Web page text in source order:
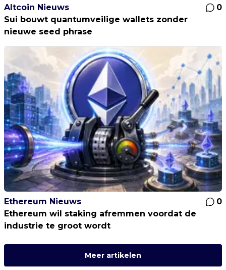
Altcoin Nieuws
0
Sui bouwt quantumveilige wallets zonder
nieuwe seed phrase
Ethereum Nieuws
0
Ethereum wil staking afremmen voordat de
industrie te groot wordt
Meer artikelen